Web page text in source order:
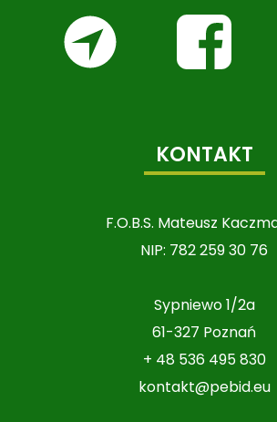
KONTAKT
F.O.B.S. Mateusz
NIP: 782 259 30 76
Sypniewo 1/2a
61-327 Poznań
+ 48 536 495 830
kontakt@pebid.eu